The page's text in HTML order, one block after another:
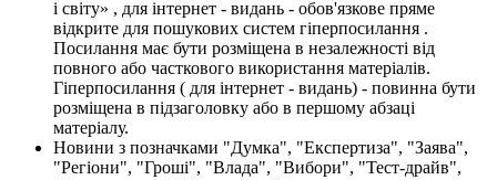
і світу» , для інтернет - видань - обов'язкове пряме
відкрите для пошукових систем гіперпосилання .
Посилання має бути розміщена в незалежності від
повного або часткового використання матеріалів.
Гіперпосилання ( для інтернет - видань) - повинна бути
розміщена в підзаголовку або в першому абзаці
матеріалу.
Новини з позначками "Думка", "Експертиза", "Заява",
"Регіони", "Гроші", "Влада", "Вибори", "Тест-драйв",